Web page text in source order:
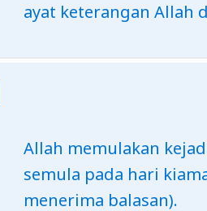
ayat keterangan Allah
Allah memulakan
semula pada hari
menerima balasan).